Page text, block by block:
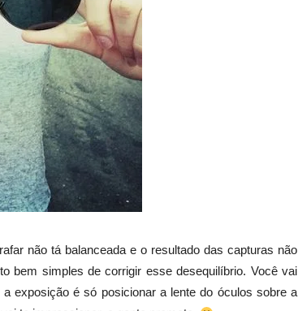
não tá balanceada e o resultado das capturas não
bem simples de corrigir esse desequilíbrio. Você vai
exposição é só posicionar a lente do óculos sobre a